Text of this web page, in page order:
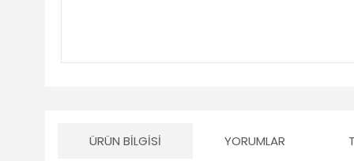
ÜRÜN BILGISI YORUMLAR